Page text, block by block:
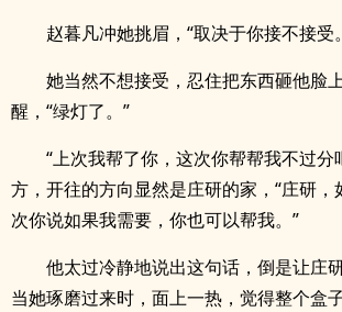
赵暮凡冲她挑眉，“取决于你接不接受
她当然不想接受，忍住把东西砸他脸
醒，“绿灯了。”
“上次我帮了你，这次你帮帮我不过分
方，开往的方向显然是庄研的家，“庄研
次你说如果我需要，你也可以帮我。”
他太过冷静地说出这句话，倒是让庄
当她琢磨过来时，面上一热，觉得整个盒子